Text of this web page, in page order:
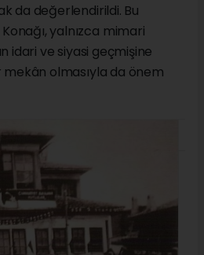
da değerlendirildi. Bu
yalnızca mimari
idari ve siyasi geçmişine
mekân olmasıyla da önem